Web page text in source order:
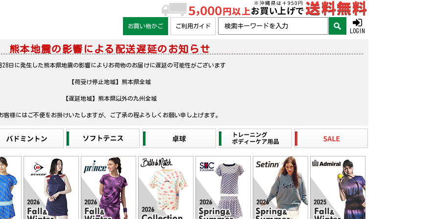
お買い物かご
ご利用ガイド
LOGIN
熊本地震の影響による配送遅延のお知らせ
28日に発生した熊本県地震の影響によりお荷物のお届けに遅延の可能性がございます
【荷受け停止地域】熊本県全域
【遅延地域】熊本県以外の九州全域
客様にはご不便をお掛けいたしますが、ご了承の程よろしくお願い申し上げます。